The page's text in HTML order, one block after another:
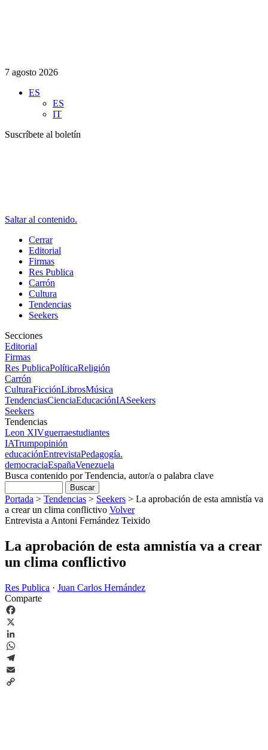
7 agosto 2026
ES
ES
IT
Suscríbete al boletín
Saltar al contenido.
Cerrar
Editorial
Firmas
Res Publica
Carrón
Cultura
Tendencias
Seekers
Secciones
Editorial
Firmas
Res PublicaPolíticaReligión
Carrón
CulturaFicciónLibrosMúsica
TendenciasCienciaEducaciónIASeekers
Seekers
Tendencias
Leon XIVguerraestudiantes
IATrumpopinión
educaciónEntrevistaPedagogía.
democraciaEspañaVenezuela
Busca contenido por Tendencia, autor/a o palabra clave
Portada > Tendencias > Seekers > La aprobación de esta amnistía va
a crear un clima conflictivo Volver
Entrevista a Antoni Fernández Teixido
La aprobación de esta amnistía va a crear
un clima conflictivo
Res Publica · Juan Carlos Hernández
Comparte
Facebook
X
LinkedIn
WhatsApp
Telegram
Email